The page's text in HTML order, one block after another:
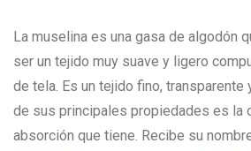
La muselina es una gasa de algodón
ser un tejido muy suave y ligero
de tela. Es un tejido fino, transparente
de sus principales propiedades es la
absorción que tiene. Recibe su